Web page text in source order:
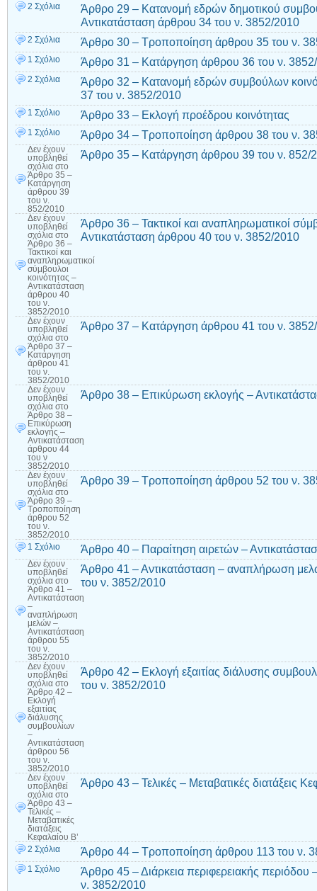
2 Σχόλια
Άρθρο 29 – Κατανομή εδρών δημοτικού
Αντικατάσταση άρθρου 34 του ν. 3852/2010
2 Σχόλια Άρθρο 30 – Τροποποίηση άρθρου 35 του ν.
1 Σχόλιο Άρθρο 31 – Κατάργηση άρθρου 36 του ν.
2 Σχόλια
Άρθρο 32 – Κατανομή εδρών συμβούλων
37 του ν. 3852/2010
1 Σχόλιο Άρθρο 33 – Εκλογή προέδρου κοινότητας
1 Σχόλιο Άρθρο 34 – Τροποποίηση άρθρου 38 του ν.
Δεν έχουν
υποβληθεί
σχόλια στο
Άρθρο 35 –
Κατάργηση
άρθρου 39
του ν.
852/2010
Άρθρο 35 – Κατάργηση άρθρου 39 του ν. 852/
Δεν έχουν
υποβληθεί
σχόλια στο
Άρθρο 36 –
Τακτικοί και
αναπληρωματικοί
σύμβουλοι
κοινότητας –
Αντικατάσταση
άρθρου 40
του ν.
3852/2010
Άρθρο 36 – Τακτικοί και αναπληρωματικοί
Αντικατάσταση άρθρου 40 του ν. 3852/2010
Δεν έχουν
υποβληθεί
σχόλια στο
Άρθρο 37 –
Κατάργηση
άρθρου 41
του ν.
3852/2010
Άρθρο 37 – Κατάργηση άρθρου 41 του ν.
Δεν έχουν
υποβληθεί
σχόλια στο
Άρθρο 38 –
Επικύρωση
εκλογής –
Αντικατάσταση
άρθρου 44
του ν
3852/2010
Άρθρο 38 – Επικύρωση εκλογής –
Δεν έχουν
υποβληθεί
σχόλια στο
Άρθρο 39 –
Τροποποίηση
άρθρου 52
του ν.
3852/2010
Άρθρο 39 – Τροποποίηση άρθρου 52 του ν.
1 Σχόλιο Άρθρο 40 – Παραίτηση αιρετών –
Δεν έχουν
υποβληθεί
σχόλια στο
Άρθρο 41 –
Αντικατάσταση
–
αναπλήρωση
μελών –
Αντικατάσταση
άρθρου 55
του ν.
3852/2010
Άρθρο 41 – Αντικατάσταση – αναπλήρωση
του ν. 3852/2010
Δεν έχουν
υποβληθεί
σχόλια στο
Άρθρο 42 –
Εκλογή
εξαιτίας
διάλυσης
συμβουλίων
–
Αντικατάσταση
άρθρου 56
του ν.
3852/2010
Άρθρο 42 – Εκλογή εξαιτίας διάλυσης
του ν. 3852/2010
Δεν έχουν
υποβληθεί
σχόλια στο
Άρθρο 43 –
Τελικές –
Μεταβατικές
διατάξεις
Κεφαλαίου Β’
Άρθρο 43 – Τελικές – Μεταβατικές διατάξεις
2 Σχόλια Άρθρο 44 – Τροποποίηση άρθρου 113 του ν.
1 Σχόλιο
Άρθρο 45 – Διάρκεια περιφερειακής περιόδου
ν. 3852/2010